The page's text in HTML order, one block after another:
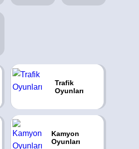
Trafik
Oyunları
Kamyon
Oyunları